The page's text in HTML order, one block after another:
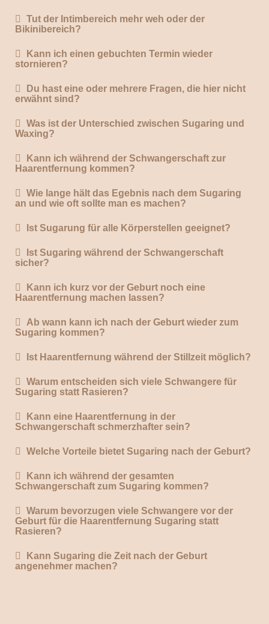
Tut der Intimbereich mehr weh oder der
Bikinibereich?
Kann ich einen gebuchten Termin wieder
stornieren?
Du hast eine oder mehrere Fragen, die hier nicht
erwähnt sind?
Was ist der Unterschied zwischen Sugaring und
Waxing?
Kann ich während der Schwangerschaft zur
Haarentfernung kommen?
Wie lange hält das Egebnis nach dem Sugaring
an und wie oft sollte man es machen?
Ist Sugarung für alle Körperstellen geeignet?
Ist Sugaring während der Schwangerschaft
sicher?
Kann ich kurz vor der Geburt noch eine
Haarentfernung machen lassen?
Ab wann kann ich nach der Geburt wieder zum
Sugaring kommen?
Ist Haarentfernung während der Stillzeit möglich?
Warum entscheiden sich viele Schwangere für
Sugaring statt Rasieren?
Kann eine Haarentfernung in der
Schwangerschaft schmerzhafter sein?
Welche Vorteile bietet Sugaring nach der Geburt?
Kann ich während der gesamten
Schwangerschaft zum Sugaring kommen?
Warum bevorzugen viele Schwangere vor der
Geburt für die Haarentfernung Sugaring statt
Rasieren?
Kann Sugaring die Zeit nach der Geburt
angenehmer machen?